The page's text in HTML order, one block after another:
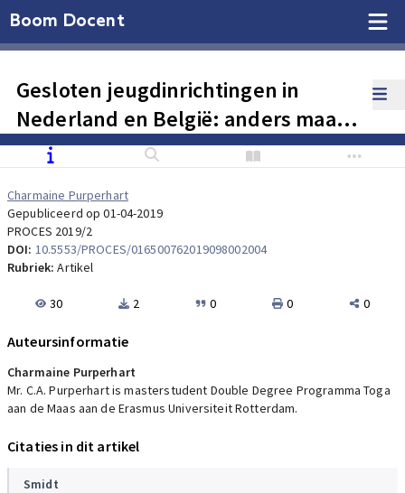
Boom Docent
Gesloten jeugdinrichtingen in
Nederland en België: anders maar
hetzelfde?
Charmaine Purperhart
Gepubliceerd op 01-04-2019
PROCES 2019/2
DOI: 10.5553/PROCES/016500762019098002004
Rubriek:Artikel
30 2 0 0 0
Auteursinformatie
Charmaine Purperhart
Mr. C.A. Purperhart is masterstudent Double Degree Programma Toga
aan de Maas aan de Erasmus Universiteit Rotterdam.
Citaties in dit artikel
Smidt